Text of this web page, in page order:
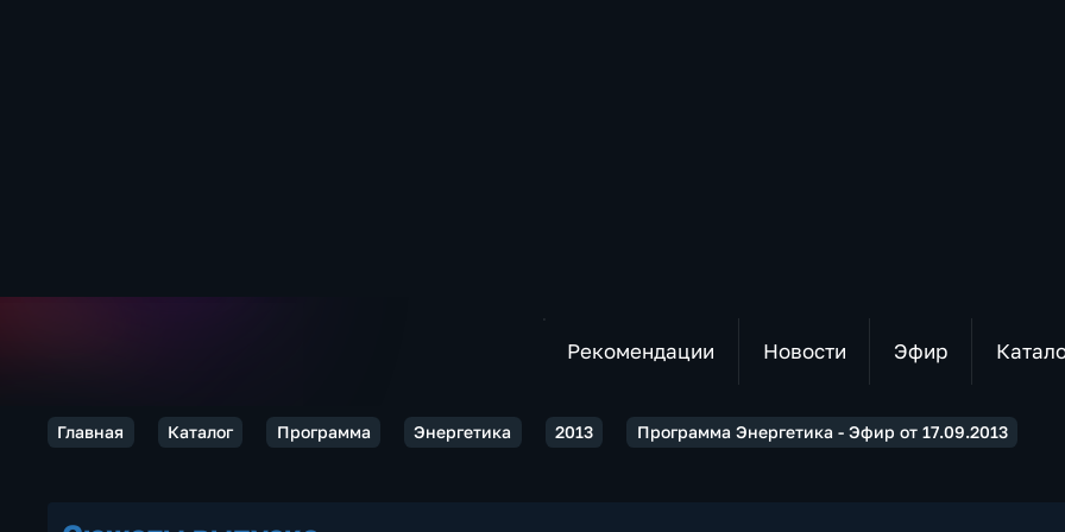
Рекомендации Новости Эфир
Главная Каталог Программа Энергетика 2013 Программа Энергетика - Эфир от 17.09.2013